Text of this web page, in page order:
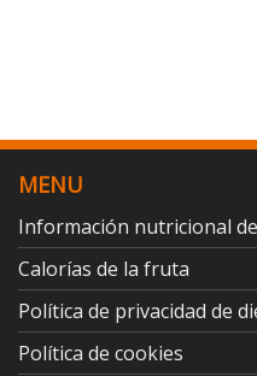
MENU
Información nutricional
Calorías de la fruta
Política de privacidad de
Política de cookies